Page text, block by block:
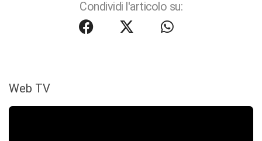
Condividi l'articolo su:
Web TV